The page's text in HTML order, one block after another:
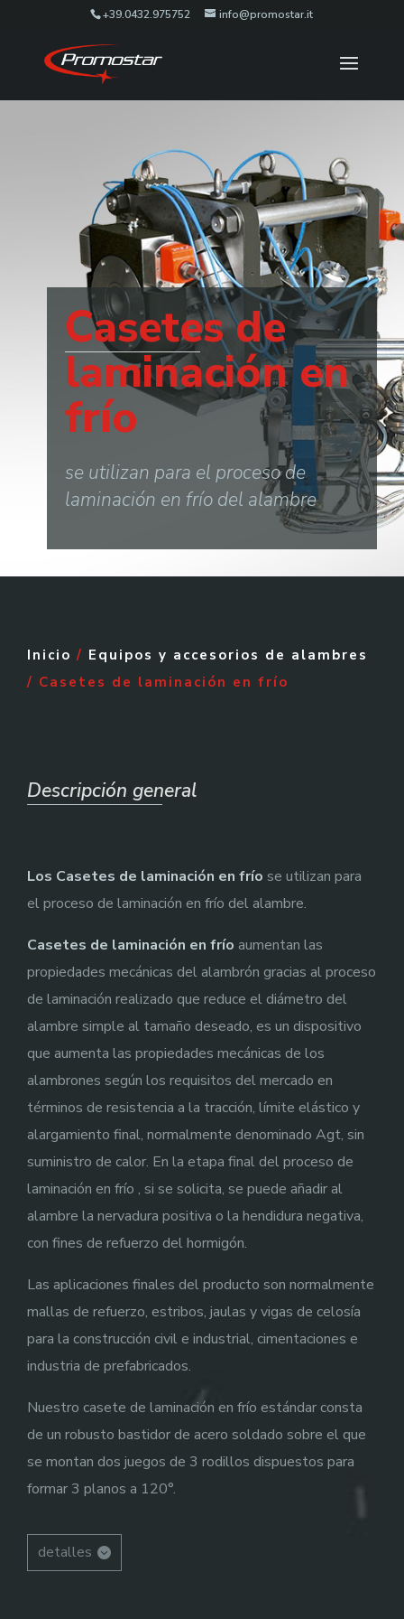
+39.0432.975752 info@promostar.it
Casetes de
laminación en
frío
se utilizan para el proceso de
laminación en frío del alambre
Inicio / Equipos y accesorios de alambres
/ Casetes de laminación en frío
Descripción general
Los Casetes de laminación en frío se utilizan para
el proceso de laminación en frío del alambre.
Casetes de laminación en frío aumentan las
propiedades mecánicas del alambrón gracias al proceso
de laminación realizado que reduce el diámetro del
alambre simple al tamaño deseado, es un dispositivo
que aumenta las propiedades mecánicas de los
alambrones según los requisitos del mercado en
términos de resistencia a la tracción, límite elástico y
alargamiento final, normalmente denominado Agt, sin
suministro de calor. En la etapa final del proceso de
laminación en frío , si se solicita, se puede añadir al
alambre la nervadura positiva o la hendidura negativa,
con fines de refuerzo del hormigón.
Las aplicaciones finales del producto son normalmente
mallas de refuerzo, estribos, jaulas y vigas de celosía
para la construcción civil e industrial, cimentaciones e
industria de prefabricados.
Nuestro casete de laminación en frío estándar consta
de un robusto bastidor de acero soldado sobre el que
se montan dos juegos de 3 rodillos dispuestos para
formar 3 planos a 120°.
detalles